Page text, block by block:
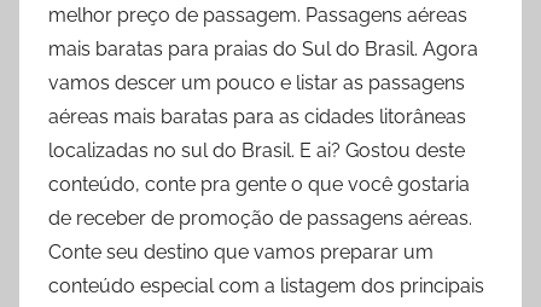
melhor preço de passagem. Passagens aéreas
mais baratas para praias do Sul do Brasil. Agora
vamos descer um pouco e listar as passagens
aéreas mais baratas para as cidades litorâneas
localizadas no sul do Brasil. E ai? Gostou deste
conteúdo, conte pra gente o que você gostaria
de receber de promoção de passagens aéreas.
Conte seu destino que vamos preparar um
conteúdo especial com a listagem dos principais